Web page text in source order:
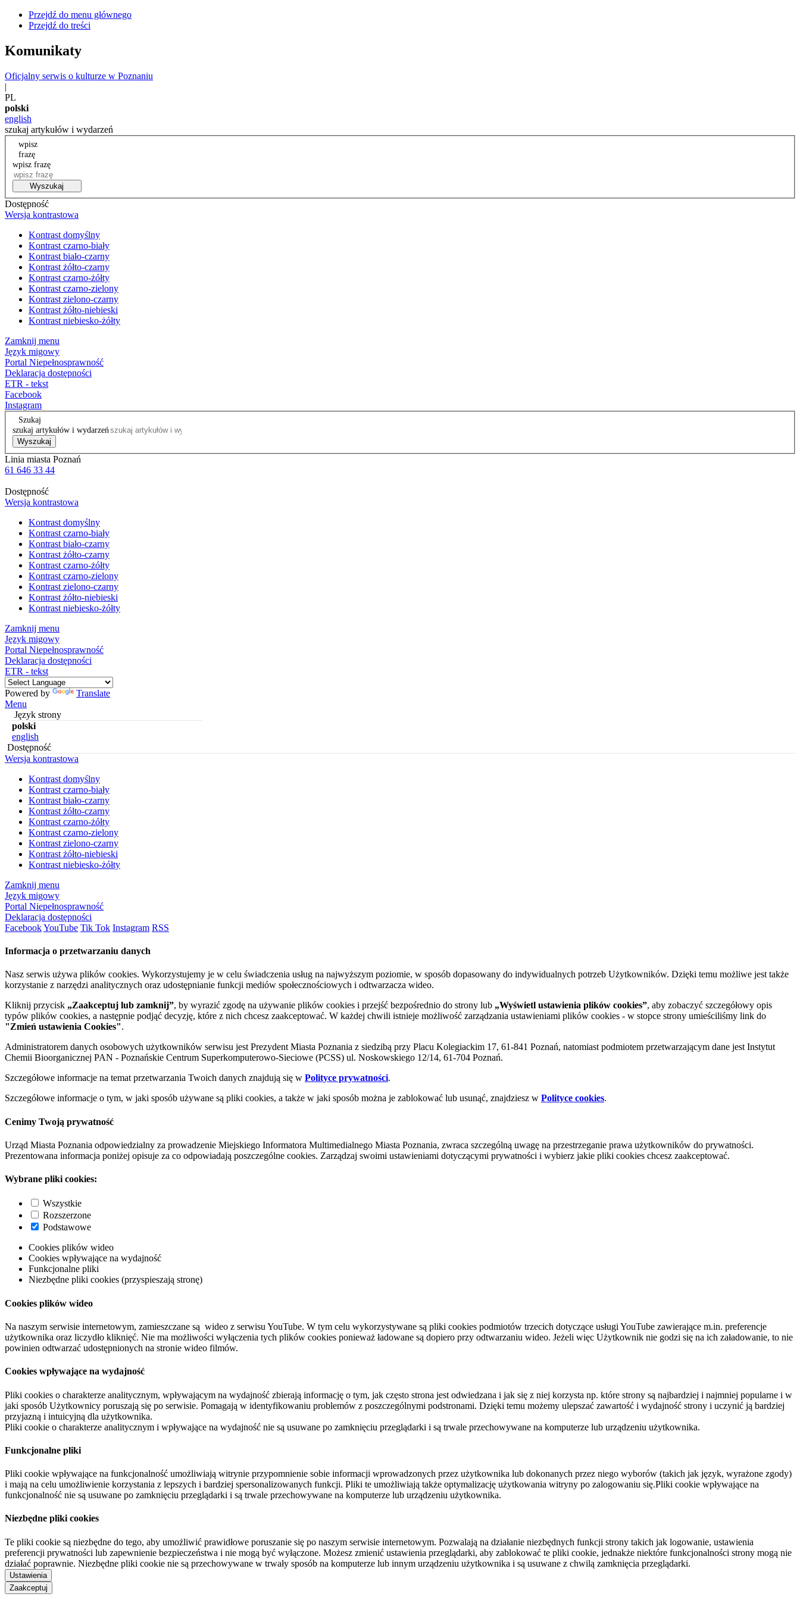
Przejdź do menu głównego
Przejdź do treści
Komunikaty
Oficjalny serwis o kulturze w Poznaniu
|
PL
polski
english
szukaj artykułów i wydarzeń
wpisz
frazę
wpisz frazę
Wyszukaj
Dostępność
Wersja kontrastowa
Kontrast domyślny
Kontrast czarno-biały
Kontrast biało-czarny
Kontrast żółto-czarny
Kontrast czarno-żółty
Kontrast czarno-zielony
Kontrast zielono-czarny
Kontrast żółto-niebieski
Kontrast niebiesko-żółty
Zamknij menu
Język migowy
Portal Niepełnosprawność
Deklaracja dostępności
ETR - tekst
Facebook
Instagram
Szukaj
szukaj artykułów i wydarzeń
Wyszukaj
Linia miasta Poznań
61 646 33 44
Dostępność
Wersja kontrastowa
Kontrast domyślny
Kontrast czarno-biały
Kontrast biało-czarny
Kontrast żółto-czarny
Kontrast czarno-żółty
Kontrast czarno-zielony
Kontrast zielono-czarny
Kontrast żółto-niebieski
Kontrast niebiesko-żółty
Zamknij menu
Język migowy
Portal Niepełnosprawność
Deklaracja dostępności
ETR - tekst
Powered by
Translate
Menu
Język strony
polski
english
Dostępność
Wersja kontrastowa
Kontrast domyślny
Kontrast czarno-biały
Kontrast biało-czarny
Kontrast żółto-czarny
Kontrast czarno-żółty
Kontrast czarno-zielony
Kontrast zielono-czarny
Kontrast żółto-niebieski
Kontrast niebiesko-żółty
Zamknij menu
Język migowy
Portal Niepełnosprawność
Deklaracja dostępności
FacebookYouTube Tik Tok Instagram RSS
Informacja o przetwarzaniu danych
Nasz serwis używa plików cookies. Wykorzystujemy je w celu świadczenia usług na najwyższym poziomie, w sposób dopasowany do indywidualnych potrzeb Użytkowników. Dzięki temu możliwe jest także
korzystanie z narzędzi analitycznych oraz udostępnianie funkcji mediów społecznościowych i odtwarzacza wideo.
Kliknij przycisk „Zaakceptuj lub zamknij”, by wyrazić zgodę na używanie plików cookies i przejść bezpośrednio do strony lub „Wyświetl ustawienia plików cookies”, aby zobaczyć szczegółowy opis
typów plików cookies, a następnie podjąć decyzję, które z nich chcesz zaakceptować. W każdej chwili istnieje możliwość zarządzania ustawieniami plików cookies - w stopce strony umieściliśmy link do
"Zmień ustawienia Cookies".
Administratorem danych osobowych użytkowników serwisu jest Prezydent Miasta Poznania z siedzibą przy Placu Kolegiackim 17, 61-841 Poznań, natomiast podmiotem przetwarzającym dane jest Instytut
Chemii Bioorganicznej PAN - Poznańskie Centrum Superkomputerowo-Sieciowe (PCSS) ul. Noskowskiego 12/14, 61-704 Poznań.
Szczegółowe informacje na temat przetwarzania Twoich danych znajdują się w Polityce prywatności.
Szczegółowe informacje o tym, w jaki sposób używane są pliki cookies, a także w jaki sposób można je zablokować lub usunąć, znajdziesz w Polityce cookies.
Cenimy Twoją prywatność
Urząd Miasta Poznania odpowiedzialny za prowadzenie Miejskiego Informatora Multimedialnego Miasta Poznania, zwraca szczególną uwagę na przestrzeganie prawa użytkowników do prywatności.
Prezentowana informacja poniżej opisuje za co odpowiadają poszczególne cookies. Zarządzaj swoimi ustawieniami dotyczącymi prywatności i wybierz jakie pliki cookies chcesz zaakceptować.
Wybrane pliki cookies:
Wszystkie
Rozszerzone
Podstawowe
Cookies plików wideo
Cookies wpływające na wydajność
Funkcjonalne pliki
Niezbędne pliki cookies (przyspieszają stronę)
Cookies plików wideo
Na naszym serwisie internetowym, zamieszczane są wideo z serwisu YouTube. W tym celu wykorzystywane są pliki cookies podmiotów trzecich dotyczące usługi YouTube zawierające m.in. preferencje
użytkownika oraz liczydło kliknięć. Nie ma możliwości wyłączenia tych plików cookies ponieważ ładowane są dopiero przy odtwarzaniu wideo. Jeżeli więc Użytkownik nie godzi się na ich załadowanie, to nie
powinien odtwarzać udostępnionych na stronie wideo filmów.
Cookies wpływające na wydajność
Pliki cookies o charakterze analitycznym, wpływającym na wydajność zbierają informację o tym, jak często strona jest odwiedzana i jak się z niej korzysta np. które strony są najbardziej i najmniej popularne i w
jaki sposób Użytkownicy poruszają się po serwisie. Pomagają w identyfikowaniu problemów z poszczególnymi podstronami. Dzięki temu możemy ulepszać zawartość i wydajność strony i uczynić ją bardziej
przyjazną i intuicyjną dla użytkownika.
Pliki cookie o charakterze analitycznym i wpływające na wydajność nie są usuwane po zamknięciu przeglądarki i są trwale przechowywane na komputerze lub urządzeniu użytkownika.
Funkcjonalne pliki
Pliki cookie wpływające na funkcjonalność umożliwiają witrynie przypomnienie sobie informacji wprowadzonych przez użytkownika lub dokonanych przez niego wyborów (takich jak język, wyrażone zgody)
i mają na celu umożliwienie korzystania z lepszych i bardziej spersonalizowanych funkcji. Pliki te umożliwiają także optymalizację użytkowania witryny po zalogowaniu się.Pliki cookie wpływające na
funkcjonalność nie są usuwane po zamknięciu przeglądarki i są trwale przechowywane na komputerze lub urządzeniu użytkownika.
Niezbędne pliki cookies
Te pliki cookie są niezbędne do tego, aby umożliwić prawidłowe poruszanie się po naszym serwisie internetowym. Pozwalają na działanie niezbędnych funkcji strony takich jak logowanie, ustawienia
preferencji prywatności lub zapewnienie bezpieczeństwa i nie mogą być wyłączone. Możesz zmienić ustawienia przeglądarki, aby zablokować te pliki cookie, jednakże niektóre funkcjonalności strony mogą nie
działać poprawnie. Niezbędne pliki cookie nie są przechowywane w trwały sposób na komputerze lub innym urządzeniu użytkownika i są usuwane z chwilą zamknięcia przeglądarki.
Ustawienia
Zaakceptuj